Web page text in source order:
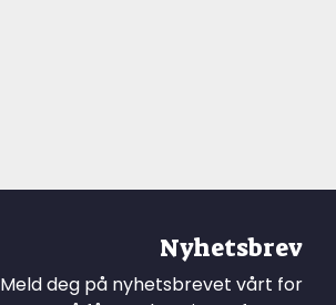
Nyhetsbrev
Meld deg på nyhetsbrevet vårt for